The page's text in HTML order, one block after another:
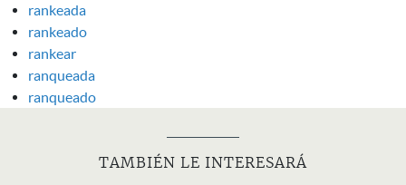
rankeada
rankeado
rankear
ranqueada
ranqueado
TAMBIÉN LE INTERESARÁ